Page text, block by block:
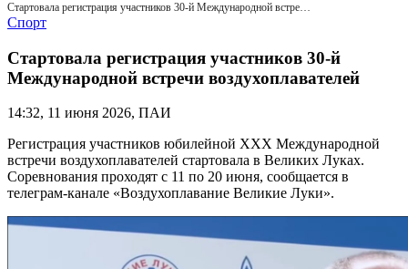
Стартовала регистрация участников 30-й Международной встречи воздухоплавателей
Спорт
Стартовала регистрация участников 30-й
Международной встречи воздухоплавателей
14:32, 11 июня 2026, ПАИ
Регистрация участников юбилейной XXX Международной
встречи воздухоплавателей стартовала в Великих Луках.
Соревнования проходят с 11 по 20 июня, сообщается в
телеграм-канале «Воздухоплавание Великие Луки».